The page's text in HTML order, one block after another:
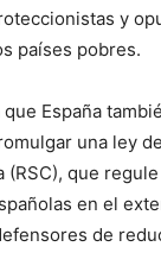
y
países pobres.
que España
una ley
(RSC), que
en el
de